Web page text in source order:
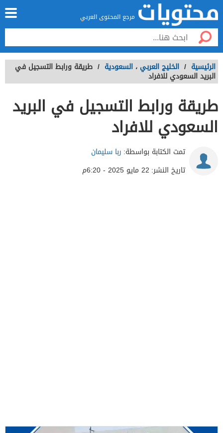
مرجع المحتوى العربي
الرئيسية / الخليج العربي ، السعودية / طريقة ورابط التسجيل في
البريد السعودي للافراد
طريقة ورابط التسجيل في البريد
السعودي للافراد
تمت الكتابة بواسطة: ربا سليمان
تاريخ النشر: 22 مايو 2025 - 6:20م